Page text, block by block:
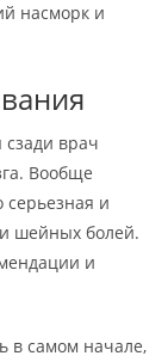
насморк и
врач
Вообще
серьезная и
шейных болей.
и
в самом начале,